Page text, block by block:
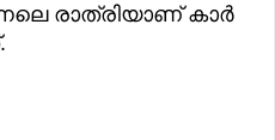
രാത്രിയാണ് കാർ